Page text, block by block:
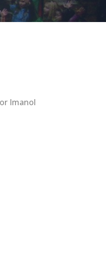
Imanol